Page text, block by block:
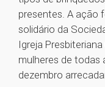
presentes. A ação
solidário da
Igreja
mulheres de todas
dezembro